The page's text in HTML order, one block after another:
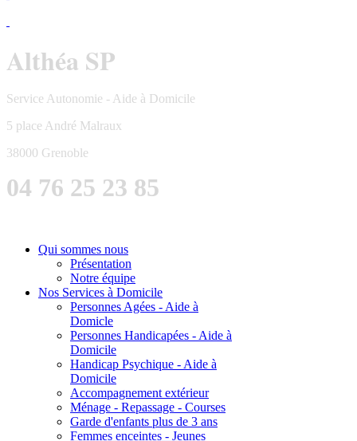
Althéa SP
Service Autonomie - Aide à Domicile
5 place André Malraux
38000 Grenoble
04 76 25 23 85
Qui sommes nous
Présentation
Notre équipe
Nos Services à Domicile
Personnes Agées - Aide à
Domicle
Personnes Handicapées - Aide à
Domicile
Handicap Psychique - Aide à
Domicile
Accompagnement extérieur
Ménage - Repassage - Courses
Garde d'enfants plus de 3 ans
Femmes enceintes - Jeunes